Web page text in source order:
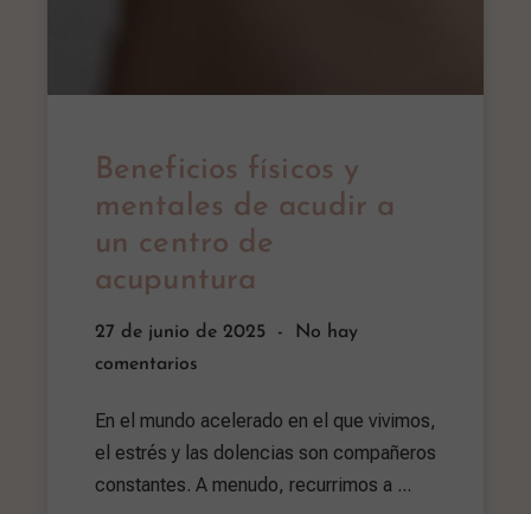
Beneficios físicos y
mentales de acudir a
un centro de
acupuntura
27 de junio de 2025
No hay
comentarios
En el mundo acelerado en el que vivimos,
el estrés y las dolencias son compañeros
constantes. A menudo, recurrimos a ...